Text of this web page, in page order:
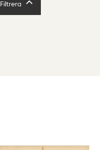
Filtrera